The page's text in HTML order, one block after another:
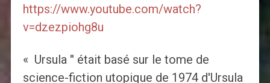
https://www.youtube.com/watch?
v=dzezpiohg8u
« Ursula '' était basé sur le tome de
science-fiction utopique de 1974 d'Ursula